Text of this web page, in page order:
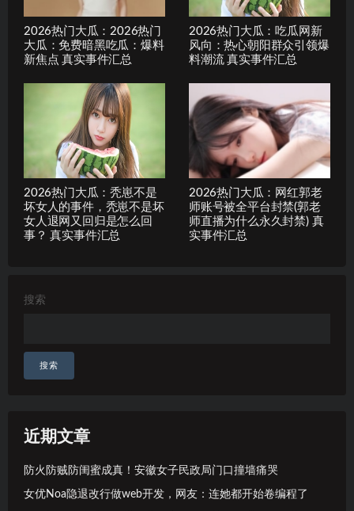
2026热门大瓜：2026热门
大瓜：免费暗黑吃瓜：爆料
新焦点 真实事件汇总
2026热门大瓜：吃瓜网新
风向：热心朝阳群众引领爆
料潮流 真实事件汇总
2026热门大瓜：秃崽不是
坏女人的事件，秃崽不是坏
女人退网又回归是怎么回
事？ 真实事件汇总
2026热门大瓜：网红郭老
师账号被全平台封禁(郭老
师直播为什么永久封禁) 真
实事件汇总
搜索
搜索
近期文章
防火防贼防闺蜜成真！安徽女子民政局门口撞墙痛哭
女优Noa隐退改行做web开发，网友：连她都开始卷编程了